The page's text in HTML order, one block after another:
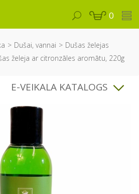
0
Dušai, vannai
Dušas želejas
želeja ar citronzāles aromātu, 220g
E-VEIKALA KATALOGS